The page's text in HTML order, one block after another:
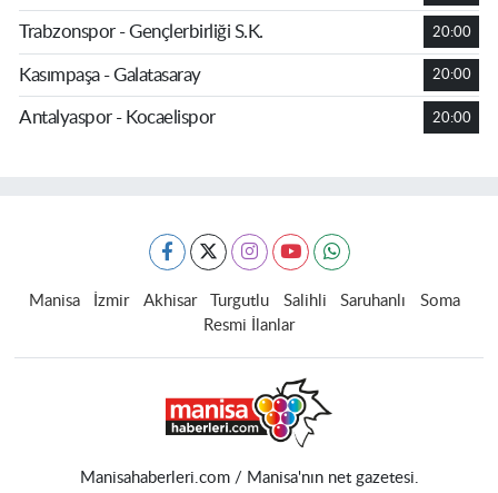
Trabzonspor - Gençlerbirliği S.K. 20:00
Kasımpaşa - Galatasaray 20:00
Antalyaspor - Kocaelispor 20:00
Manisa İzmir Akhisar Turgutlu Salihli Saruhanlı
Soma
Resmi İlanlar
Manisahaberleri.com / Manisa'nın net gazetesi.